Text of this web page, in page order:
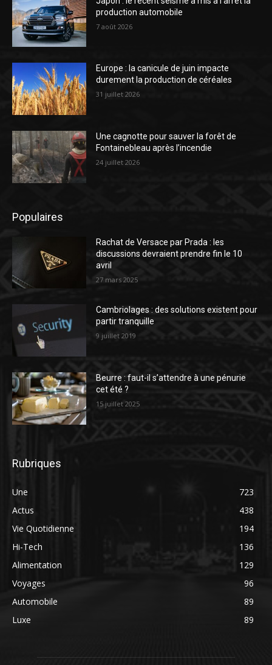
production automobile
7 août 2026
Europe : la canicule de juin impacte
durement la production de céréales
31 juillet 2026
Une cagnotte pour sauver la forêt de
Fontainebleau après l’incendie
24 juillet 2026
Populaires
Rachat de Versace par Prada : les
discussions devraient prendre fin le 10
avril
27 mars 2025
Cambriolages : des solutions existent pour
partir tranquille
9 juillet 2019
Beurre : faut-il s’attendre à une pénurie
cet été ?
15 juillet 2025
Rubriques
Une
723
Actus
438
Vie Quotidienne
194
Hi-Tech
136
Alimentation
129
Voyages
96
Automobile
89
Luxe
89